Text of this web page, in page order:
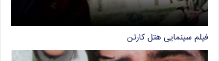
فیلم سینمایی هتل کارتن